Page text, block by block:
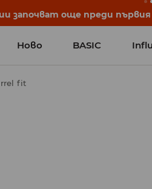
започват още преди първия
Ново BASIC
fit